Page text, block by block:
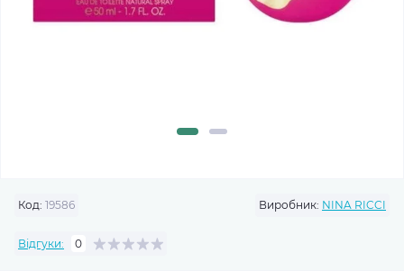
Код: 19586 Виробник: NINA RICCI
Відгуки: 0